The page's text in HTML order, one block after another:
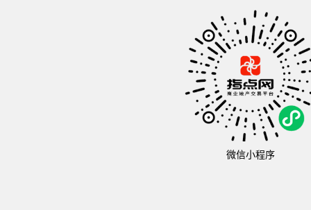
微信小程序